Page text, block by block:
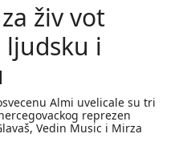
živ vot
i
Almi uvelicale su tri
reprezen
Vedin Music i Mirza